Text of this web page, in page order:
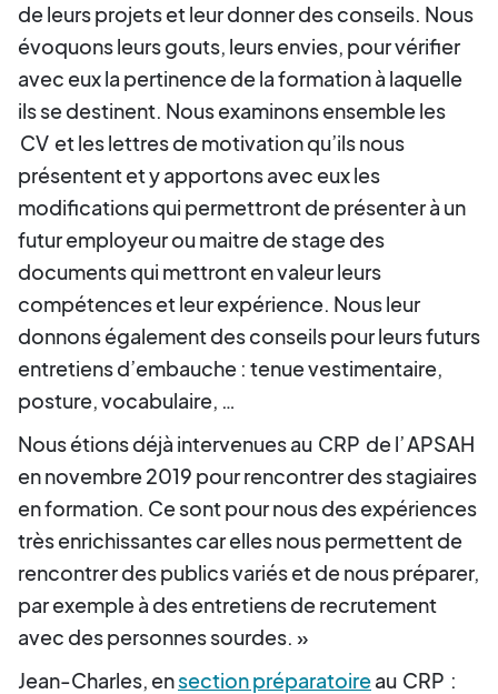
de leurs projets et leur donner des conseils. Nous
évoquons leurs gouts, leurs envies, pour vérifier
avec eux la pertinence de la formation à laquelle
ils se destinent. Nous examinons ensemble les
CV et les lettres de motivation qu’ils nous
présentent et y apportons avec eux les
modifications qui permettront de présenter à un
futur employeur ou maitre de stage des
documents qui mettront en valeur leurs
compétences et leur expérience. Nous leur
donnons également des conseils pour leurs futurs
entretiens d’embauche : tenue vestimentaire,
posture, vocabulaire, …
Nous étions déjà intervenues au CRP de l’APSAH
en novembre 2019 pour rencontrer des stagiaires
en formation. Ce sont pour nous des expériences
très enrichissantes car elles nous permettent de
rencontrer des publics variés et de nous préparer,
par exemple à des entretiens de recrutement
avec des personnes sourdes. »
Jean-Charles, ensection préparatoireau CRP :